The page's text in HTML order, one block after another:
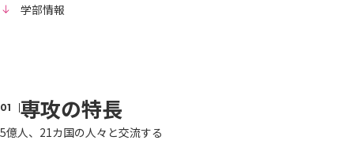
学部情報
専攻の特長
5億人、21カ国の人々と交流する